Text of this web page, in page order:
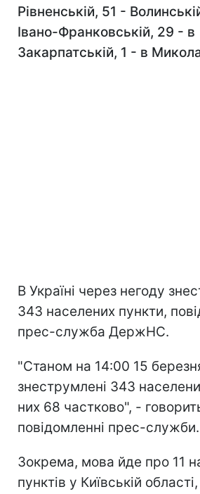
Рівненській, 51 -
Івано-Франковській, 29 - в
Закарпатській, 1 - в
В Україні через негоду
343 населених пункти,
прес-служба ДержНС.
"Станом на 14:00 15
знеструмлені 343
них 68 частково", -
повідомленні прес-служби.
Зокрема, мова йде про 11
пунктів у Київській